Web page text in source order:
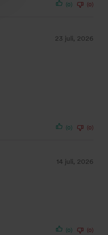
(0) (0)
23 juli, 2026
(0) (0)
14 juli, 2026
(0) (0)